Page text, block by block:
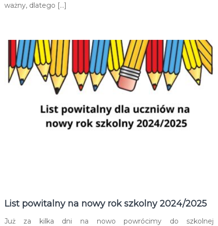
ważny, dlatego […]
List powitalny na nowy rok szkolny 2024/2025
Już za kilka dni na nowo powrócimy do szkolnej